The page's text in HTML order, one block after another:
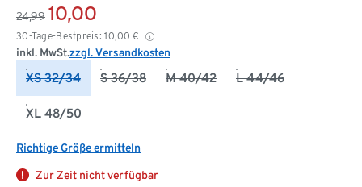
24,99 10,00
30-Tage-Bestpreis: 10,00 €
inkl. MwSt.zzgl. Versandkosten
XS 32/34 S 36/38 M 40/42 L 44/46
XL 48/50
Richtige Größe ermitteln
Zur Zeit nicht verfügbar